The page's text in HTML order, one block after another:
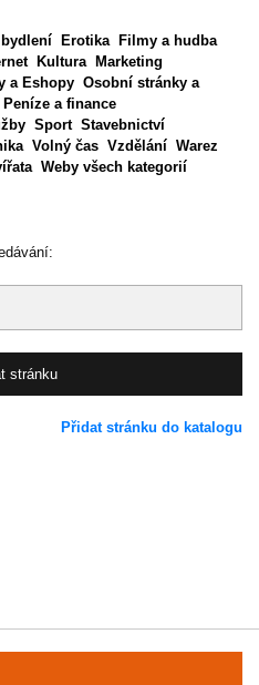
bydlení Erotika
Filmy a hudba
Kultura
Marketing
a Eshopy Osobní stránky a
Peníze a finance
Sport Stavebnictví
Volný čas Vzdělání Warez
Weby všech kategorií
Přidat stránku do katalogu